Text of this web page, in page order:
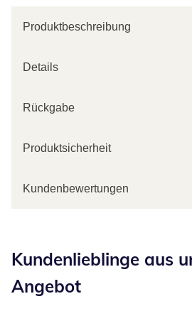
Produktbeschreibung
Details
Rückgabe
Produktsicherheit
Kundenbewertungen
Kundenlieblinge aus
Angebot